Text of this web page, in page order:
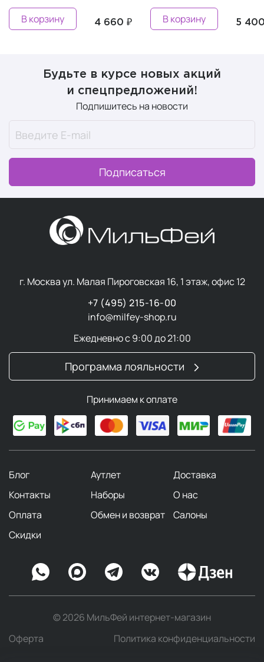
4 660 ₽
В корзину 5 400 ₽
В корзину
Будьте в курсе новых акций
и спецпредложений!
Подпишитесь на новости
Подписаться
г. Москва ул. Малая Пироговская 16, 1 этаж, офис 12
+7 (495) 215-16-00
info@milfey-shop.ru
Ежедневно с 9:00 до 21:00
Программа лояльности
Принимаем к оплате
Блог Аутлет
Доставка
Контакты
Наборы
О нас
Оплата
Обмен и возврат
Салоны
Скидки
© 2026 МильФей интернет-магазин
Оферта
Политика конфиденциальности